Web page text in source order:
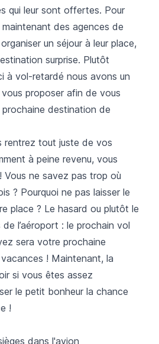
qui leur sont offertes. Pour
des agences de
un séjour à leur place,
surprise. Plutôt
à vol-retardé nous avons un
proposer afin de vous
destination de
rentrez tout juste de vos
à peine revenu, vous
Vous ne savez pas trop où
? Pourquoi ne pas laisser le
place ? Le hasard ou plutôt le
l’aéroport : le prochain vol
sera votre prochaine
! Maintenant, la
si vous êtes assez
le petit bonheur la chance
!
dans l'avion​